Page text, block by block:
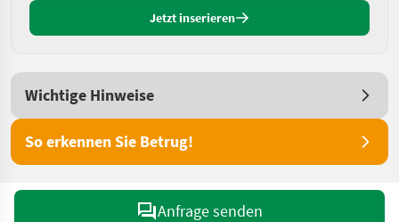
Jetzt inserieren
Wichtige Hinweise
So erkennen Sie Betrug!
Anfrage senden